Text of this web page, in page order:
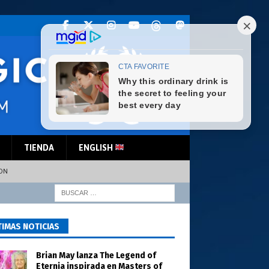
TIENDA ENGLISH
NOTICIAS
Brian May lanza The Legend of
Eternia inspirada en Masters of